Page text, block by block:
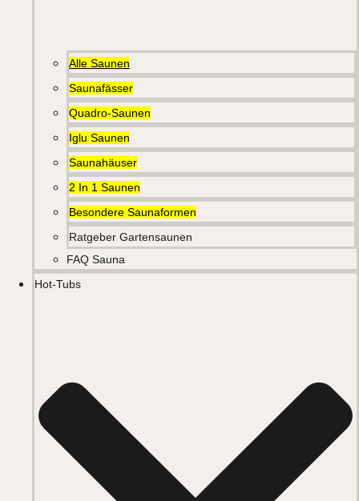
Alle Saunen
Saunafässer
Quadro-Saunen
Iglu Saunen
Saunahäuser
2 In 1 Saunen
Besondere Saunaformen
Ratgeber Gartensaunen
FAQ Sauna
Hot-Tubs